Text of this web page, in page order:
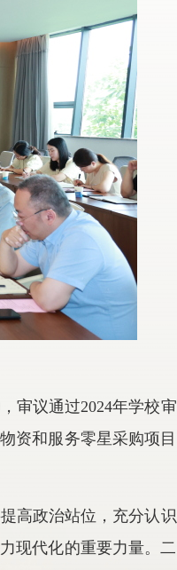
审议通过2024年学校审
资和服务零星采购项目
高政治站位，充分认识
现代化的重要力量。二